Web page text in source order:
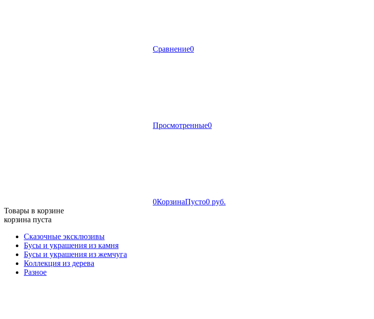
Сравнение0
Просмотренные0
0КорзинаПусто0 руб.
Товары в корзине
корзина пуста
Сказочные эксклюзивы
Бусы и украшения из камня
Бусы и украшения из жемчуга
Коллекция из дерева
Разное